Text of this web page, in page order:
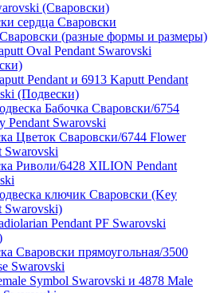
(Сваровски)
сердца Сваровски
(разные формы и размеры)
Oval Pendant Swarovski
Pendant и 6913 Kaputt Pendant
(Подвески)
Бабочка Сваровски/6754
Pendant Swarovski
Цветок Сваровски/6744 Flower
Swarovski
Риволи/6428 XILION Pendant
ключик Сваровски (Key
Swarovski)
Pendant PF Swarovski
Сваровски прямоугольная/3500
Swarovski
Symbol Swarovski и 4878 Male